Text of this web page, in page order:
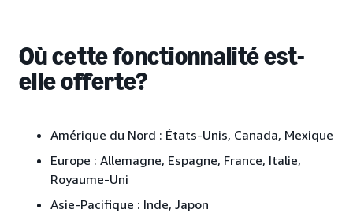
Où cette fonctionnalité est-
elle offerte?
Amérique du Nord : États-Unis, Canada, Mexique
Europe : Allemagne, Espagne, France, Italie,
Royaume-Uni
Asie-Pacifique : Inde, Japon